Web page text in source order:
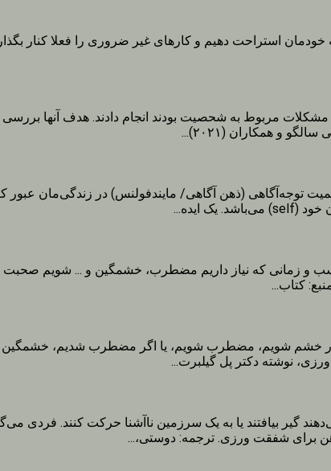
استراحت دهیم و کارهای غیر ضروری را فعلا کنار
بر روی ۲۶۳ نفر از افرادی که دارای مشکلات مربوط به شحصیت بودند
و همکاران (۲۰۲۱)...
توجه‌آگاهی (ذهن آگاهی/ مایندفولنس) در زندگی‌مان عبور
و زمانی که نیاز داریم مضطرب، خشمگین و ... شویم صحبت
کتاب...
خشم شویم، مضطرب شویم، یا اگر مضطرب شدیم، خشمگین
نوشته دکتر پل گیلبرت...
گیر بیافتند یا به یک سرزمین ناآشنا حرکت کنند.